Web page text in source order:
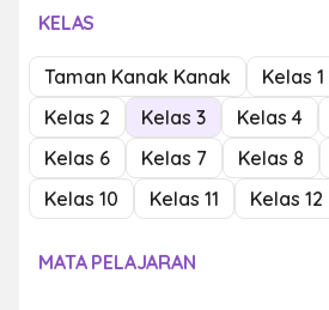
KELAS
Taman Kanak Kanak
Kelas 1
Kelas 2
Kelas 3 Kelas 4
Kelas 6
Kelas 7 Kelas 8
Kelas 10
Kelas 11 Kelas 12
MATA PELAJARAN